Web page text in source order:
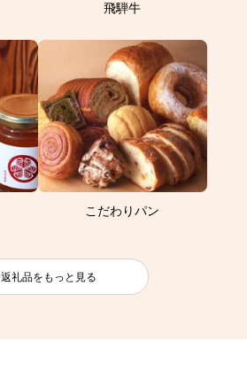
飛騨牛
こだわりパン
返礼品をもっと見る